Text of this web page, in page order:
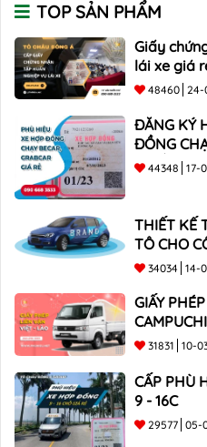
TOP SẢN PHẨM
Giấy
lái xe giá
48460 24-
ĐĂNG KÝ
ĐỒNG
NHẤT
44348 17-
THIẾT KẾ
TÔ CHO
34034 14-
GIẤY
XE BÁN
31831 10-
CẤP PHÙ
9 - 16C
29577 05-